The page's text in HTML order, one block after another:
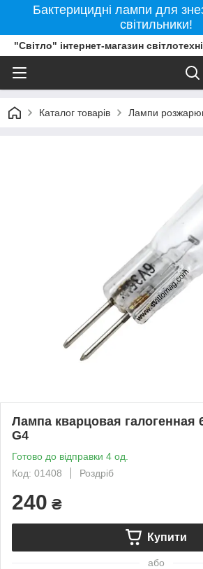
Бактерицидні лампи для
світильники!
"Світло" інтернет-магазин
Каталог товарів Лампи
Лампа кварцовая галогенная
G4
Готово до відправки 4 од.
Код: 01408
Роздріб
240 ₴
Купити
або